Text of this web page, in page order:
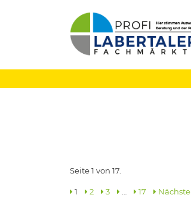
Seite 1 von 17.
1 2 3 17 Nächste